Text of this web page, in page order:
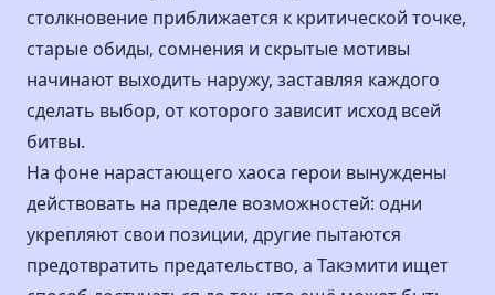
столкновение приближается к критической точке,
старые обиды, сомнения и скрытые мотивы
начинают выходить наружу, заставляя каждого
сделать выбор, от которого зависит исход всей
битвы.
На фоне нарастающего хаоса герои вынуждены
действовать на пределе возможностей: одни
укрепляют свои позиции, другие пытаются
предотвратить предательство, а Такэмити ищет